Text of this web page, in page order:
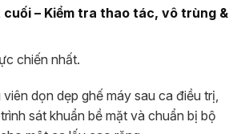
cuối – Kiểm tra thao tác, vô trùng &
chiến nhất.
viên dọn dẹp ghế máy sau ca điều trị,
sát khuẩn bề mặt và chuẩn bị bộ